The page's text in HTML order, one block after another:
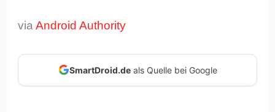
viaAndroid Authority
SmartDroid.deals Quelle bei Google